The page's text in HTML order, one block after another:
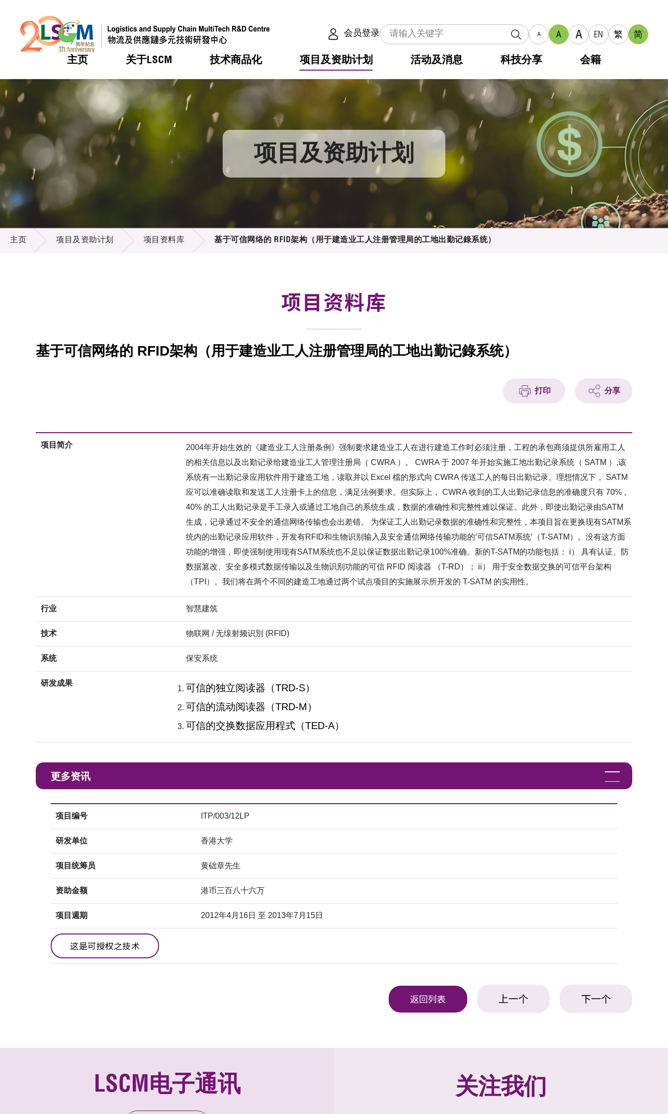
会员登录 A A A EN 繁 简
主页 关于LSCM
热门
LSCM 动向
机构简介
服务范畴
组织架构
供应商登记
技术商品化
热门
LSCM 动向
服务
应用于公共服务之创新技术
项目及资助计划
热门
LSCM 动向
合作计划
资助计划
项目资料库
活动及消息
热门
LSCM 动向
活动
业界活动
奖项
多媒体
出版刊物
科技分享 会籍
热门
LSCM 动向
会籍及服务
会员列表
项目及资助计划
项目及资助计划
主页 项目及资助计划 项目资料库 基于可信网络的 RFID架构（用于建造业工人注册管理局的工地出勤记錄系统）
项目资料库
基于可信网络的 RFID架构（用于建造业工人注册管理局的工地出勤记錄系统）
打印 分享
项目简介
2004年开始生效的《建造业工人注册条例》强制要求建造业工人在进行建造工作时必须注册，工程的承包商须提供所雇用工人
的相关信息以及出勤记录给建造业工人管理注册局（ CWRA ）。 CWRA 于 2007 年开始实施工地出勤记录系统（ SATM ）,该
系统有一出勤记录应用软件用于建造工地，读取并以 Excel 檔的形式向 CWRA 传送工人的每日出勤记录。理想情况下， SATM
应可以准确读取和发送工人注册卡上的信息，满足法例要求。但实际上， CWRA 收到的工人出勤记录信息的准确度只有 70% 。
40% 的工人出勤记录是手工录入或通过工地自己的系统生成，数据的准确性和完整性难以保证。此外，即使出勤记录由SATM
生成，记录通过不安全的通信网络传输也会出差错。 为保证工人出勤记录数据的准确性和完整性，本项目旨在更换现有SATM系
统内的出勤记录应用软件，开发有RFID和生物识别输入及安全通信网络传输功能的‘可信SATM系统’（T-SATM）。没有这方面
功能的增强，即使强制使用现有SATM系统也不足以保证数据出勤记录100%准确。新的T-SATM的功能包括： i） 具有认证、防
数据篡改、安全多模式数据传输以及生物识别功能的可信 RFID 阅读器 （T-RD）； ii） 用于安全数据交换的可信平台架构
（TPI）。我们将在两个不同的建造工地通过两个试点项目的实施展示所开发的 T-SATM 的实用性。
行业 智慧建筑
技术 物联网 / 无缐射频识別 (RFID)
系统 保安系统
研发成果
可信的独立阅读器（TRD-S）
可信的流动阅读器（TRD-M）
可信的交换数据应用程式（TED-A）
更多资讯
项目编号 ITP/003/12LP
研发单位 香港大学
项目统筹员 黄础章先生
资助金额 港币三百八十六万
项目週期 2012年4月16日 至 2013年7月15日
这是可授权之技术
返回列表 上一个 下一个
LSCM电子通讯 关注我们